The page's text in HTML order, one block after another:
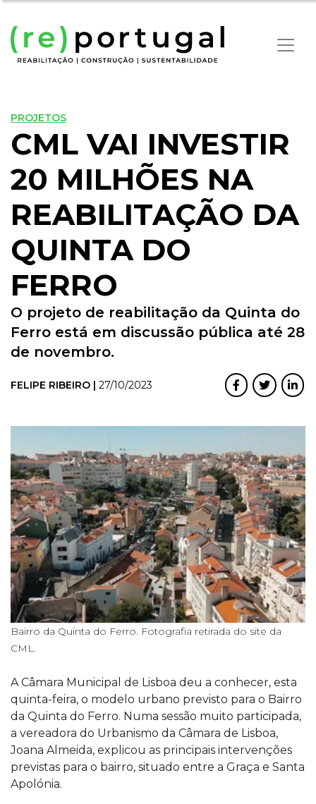
PROJETOS
CML VAI INVESTIR
20 MILHÕES NA
REABILITAÇÃO DA
QUINTA DO
FERRO
O projeto de reabilitação da Quinta do
Ferro está em discussão pública até 28
de novembro.
FELIPE RIBEIRO | 27/10/2023
Bairro da Quinta do Ferro. Fotografia retirada do site da
CML.
A Câmara Municipal de Lisboa deu a conhecer, esta
quinta-feira, o modelo urbano previsto para o Bairro
da Quinta do Ferro. Numa sessão muito participada,
a vereadora do Urbanismo da Câmara de Lisboa,
Joana Almeida, explicou as principais intervenções
previstas para o bairro, situado entre a Graça e Santa
Apolónia.